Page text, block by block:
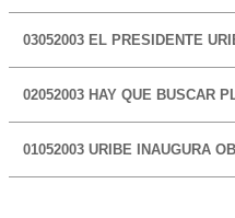
03052003 EL PRESIDENTE
02052003 HAY QUE BUSCAR
01052003 URIBE INAUGURA